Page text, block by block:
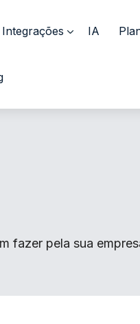
Integrações IA
fazer pela sua